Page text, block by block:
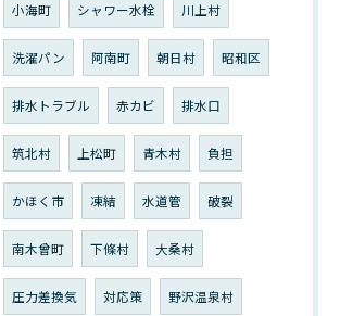
小海町 シャワー水栓 川上村
洗濯パン 阿南町 朝日村 昭和区
排水トラブル 赤カビ 排水口
筑北村 上松町 青木村 負担
かほく市 凍結 水道管 破裂
南木曾町 下條村 大桑村
圧力差換気 対応策 野沢温泉村